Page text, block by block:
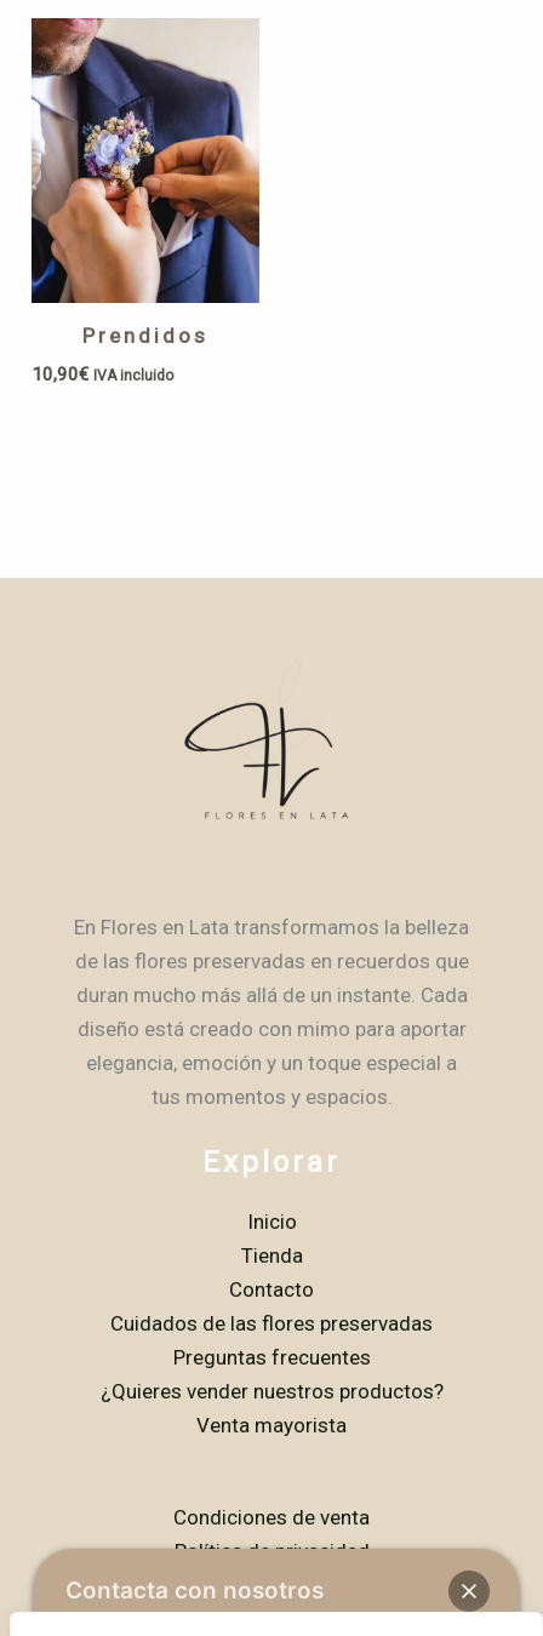
Prendidos
10,90€ IVA incluido
En Flores en Lata transformamos la belleza
de las flores preservadas en recuerdos que
duran mucho más allá de un instante. Cada
diseño está creado con mimo para aportar
elegancia, emoción y un toque especial a
tus momentos y espacios.
Explorar
Inicio
Tienda
Contacto
Cuidados de las flores preservadas
Preguntas frecuentes
¿Quieres vender nuestros productos?
Venta mayorista
Condiciones de venta
Política de privacidad
Política de cookies
Aviso legal
Contacta con nosotros